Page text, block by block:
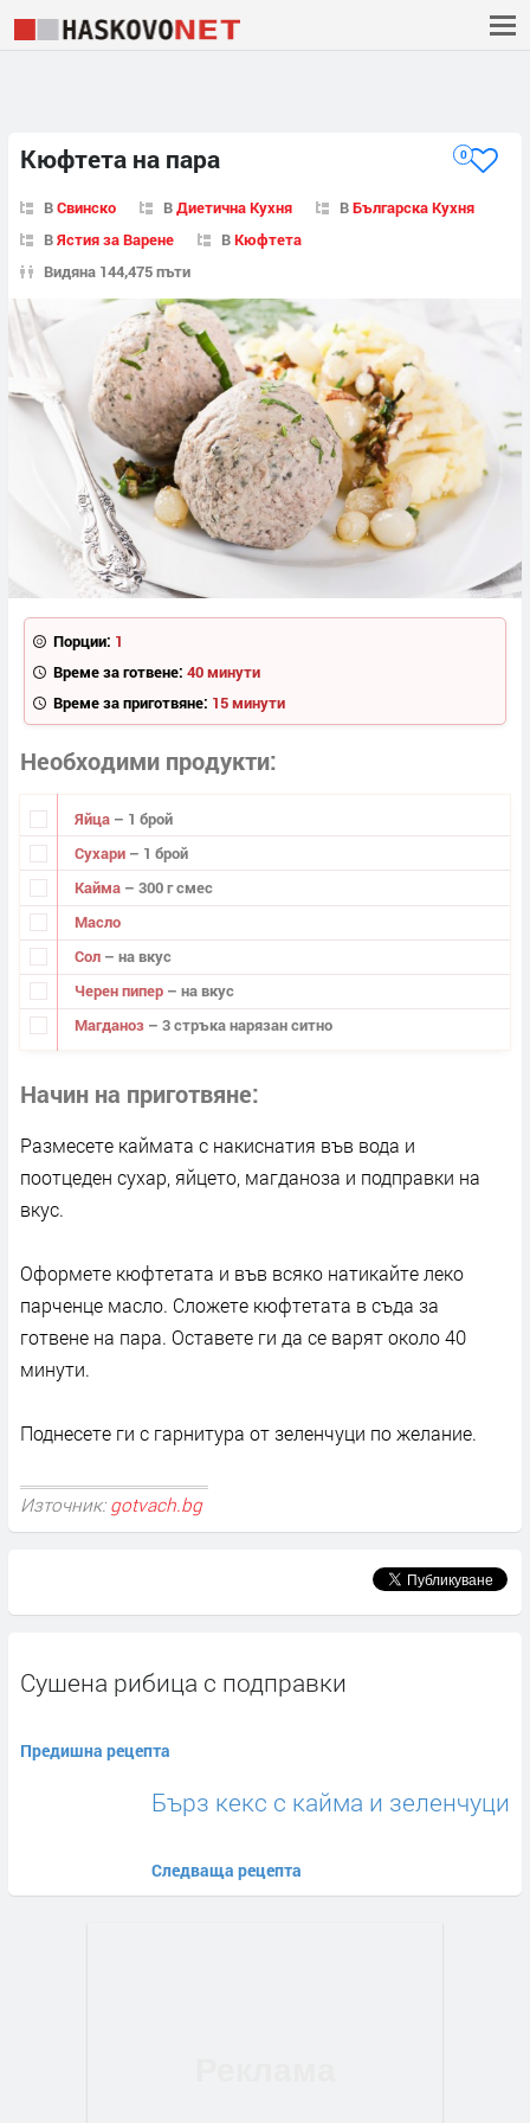
Кюфтета на пара 0
ВСвинско ВДиетична Кухня ВБългарска Кухня
ВЯстия за Варене ВКюфтета
Видяна 144,475 пъти
Порции: 1
Време за готвене: 40 минути
Време за приготвяне: 15 минути
Необходими продукти
Яйца – 1 брой
Сухари – 1 брой
Кайма – 300 г смес
Масло
Сол – на вкус
Черен пипер – на вкус
Магданоз – 3 стръка нарязан ситно
Начин на приготвяне
Размесете каймата с накиснатия във вода и
поотцеден сухар, яйцето, магданоза и подправки на
вкус.
Оформете кюфтетата и във всяко натикайте леко
парченце масло. Сложете кюфтетата в съда за
готвене на пара. Оставете ги да се варят около 40
минути.
Поднесете ги с гарнитура от зеленчуци по желание.
Източник: gotvach.bg
Сушена рибица с подправки
Предишна рецепта
Бърз кекс с кайма и зеленчуци
Следваща рецепта